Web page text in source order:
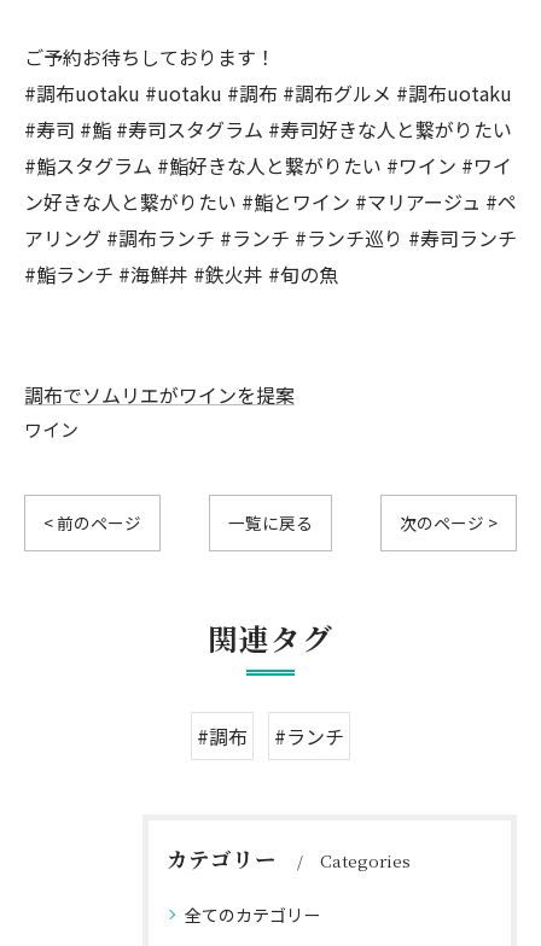
ご予約お待ちしております！
#調布uotaku #uotaku #調布 #調布グルメ #調布uotaku
#寿司 #鮨 #寿司スタグラム #寿司好きな人と繋がりたい
#鮨スタグラム #鮨好きな人と繋がりたい #ワイン #ワイ
ン好きな人と繋がりたい #鮨とワイン #マリアージュ #ペ
アリング #調布ランチ #ランチ #ランチ巡り #寿司ランチ
#鮨ランチ #海鮮丼 #鉄火丼 #旬の魚
調布でソムリエがワインを提案
ワイン
< 前のページ 一覧に戻る 次のページ >
関連タグ
#調布 #ランチ
カテゴリー Categories
全てのカテゴリー